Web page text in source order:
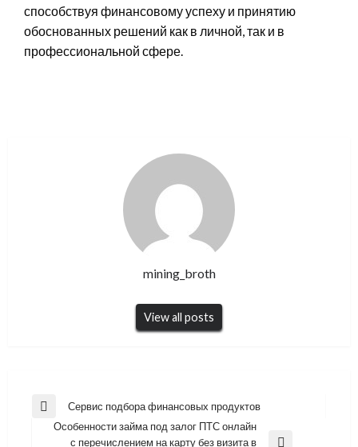
способствуя финансовому успеху и принятию
обоснованных решений как в личной, так и в
профессиональной сфере.
mining_broth
View all posts
Навигация
Previous
Сервис подбора финансовых продуктов
Особенности займа под залог ПТС онлайн
с перечислением на карту без визита в